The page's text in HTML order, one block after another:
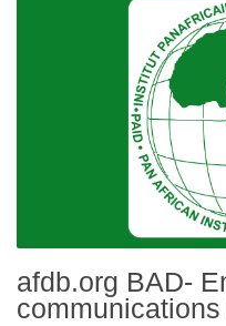
afdb.org BAD-